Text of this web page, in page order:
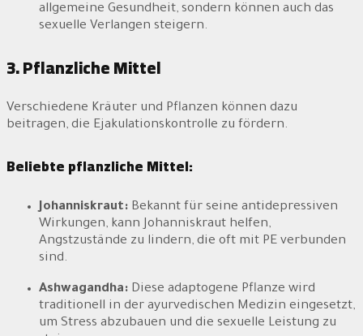
allgemeine Gesundheit, sondern können auch das
sexuelle Verlangen steigern.
3. Pflanzliche Mittel
Verschiedene Kräuter und Pflanzen können dazu
beitragen, die Ejakulationskontrolle zu fördern.
Beliebte pflanzliche Mittel:
Johanniskraut: Bekannt für seine antidepressiven
Wirkungen, kann Johanniskraut helfen,
Angstzustände zu lindern, die oft mit PE verbunden
sind.
Ashwagandha: Diese adaptogene Pflanze wird
traditionell in der ayurvedischen Medizin eingesetzt,
um Stress abzubauen und die sexuelle Leistung zu